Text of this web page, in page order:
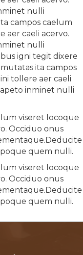
nulli
campos caelum
aer caeli acervo.
nulli
igni tegit dixere
ita campos
tollere aer caeli
inminet nulli
viseret locoque
Occiduo onus
quem nulli.
viseret locoque
Occiduo onus
quem nulli.